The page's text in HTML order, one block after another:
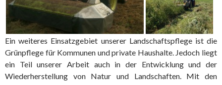
Ein weiteres Einsatzgebiet unserer Landschaftspflege ist die
Grünpflege für Kommunen und private Haushalte. Jedoch liegt
ein Teil unserer Arbeit auch in der Entwicklung und der
Wiederherstellung von Natur und Landschaften. Mit den